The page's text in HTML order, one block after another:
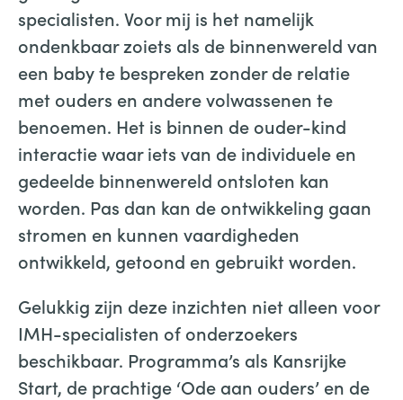
specialisten. Voor mij is het namelijk
ondenkbaar zoiets als de binnenwereld van
een baby te bespreken zonder de relatie
met ouders en andere volwassenen te
benoemen. Het is binnen de ouder-kind
interactie waar iets van de individuele en
gedeelde binnenwereld ontsloten kan
worden. Pas dan kan de ontwikkeling gaan
stromen en kunnen vaardigheden
ontwikkeld, getoond en gebruikt worden.
Gelukkig zijn deze inzichten niet alleen voor
IMH-specialisten of onderzoekers
beschikbaar. Programma’s als Kansrijke
Start, de prachtige ‘Ode aan ouders’ en de